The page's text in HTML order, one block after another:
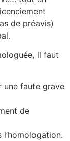
de préavis)
il faut
une faute grave
de
l’homologation.